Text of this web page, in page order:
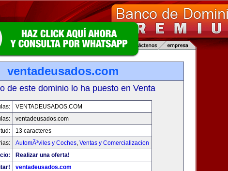
ventadeusados.com
de este dominio lo ha puesto en Venta
VENTADEUSADOS.COM
ventadeusados.com
13 caracteres
AutomÃ³viles y Coches, Ventas y Comercializacion
Realizar una oferta!
ventadeusados.com